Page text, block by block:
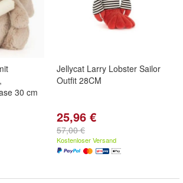
30 cm
Jellycat Larry Lobster Sailor
Outfit 28CM
25,96 €
57,00 €
Kostenloser Versand